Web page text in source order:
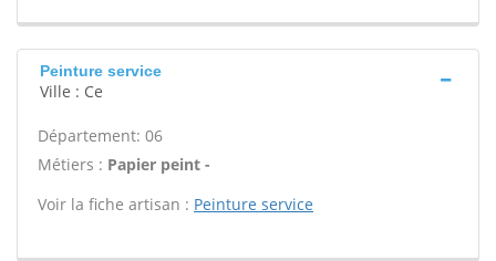
Peinture service
Ville : Ce
Département: 06
Métiers : Papier peint -
Voir la fiche artisan : Peinture service